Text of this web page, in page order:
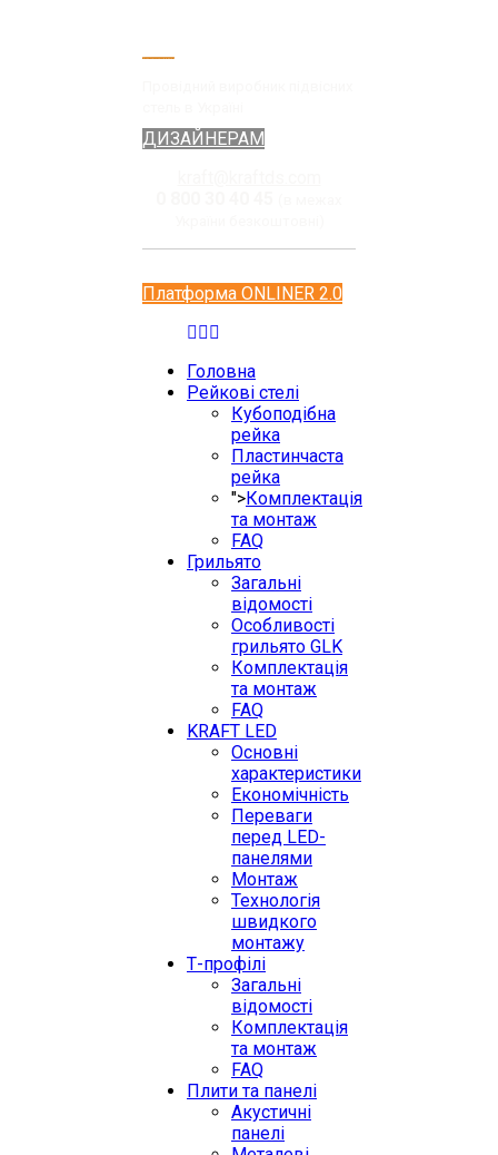
ДИЗАЙНЕРАМ
Платформа ONLINER 2.0
Головна
Рейкові стелі
Кубоподібна
рейка
Пластинчаста
рейка
">Комплектація
та монтаж
FAQ
Грильято
Загальні
відомості
Особливості
грильято GLK
Комплектація
та монтаж
FAQ
KRAFT LED
Основні
характеристики
Економічність
Переваги
перед LED-
панелями
Монтаж
Технологія
швидкого
монтажу
Т-профілі
Загальні
відомості
Комплектація
та монтаж
FAQ
Плити та панелі
Акустичні
панелі